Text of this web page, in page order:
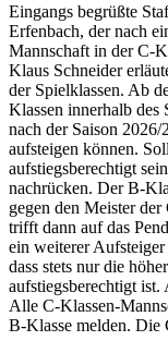
Eingangs begrüßte
Erfenbach, der nach
Mannschaft in der C-
Klaus Schneider
der Spielklassen. Ab
Klassen innerhalb des
nach der Saison 2026/
aufsteigen können.
aufstiegsberechtigt
nachrücken. Der B-
gegen den Meister
trifft dann auf das
ein weiterer
dass stets nur die
aufstiegsberechtigt ist.
Alle C-Klassen-
B-Klasse melden. Die